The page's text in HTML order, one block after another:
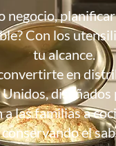
negocio,
Con los
tu alcance.
en
las familias a
el